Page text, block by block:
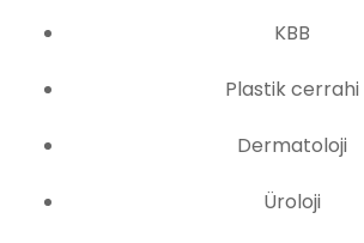
KBB
Plastik cerrahi
Dermatoloji
Üroloji